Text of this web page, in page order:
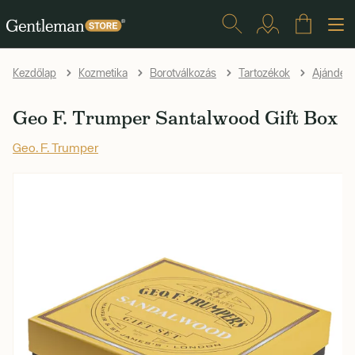
Kezdőlap Kozmetika Borotválkozás Tartozékok
Geo F. Trumper Santalwood Gift Box
Geo. F. Trumper